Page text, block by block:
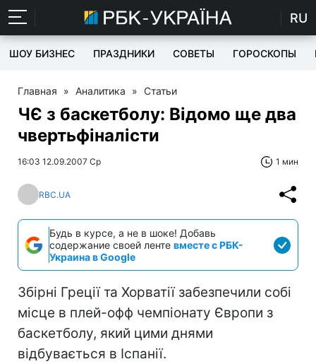
RU
ШОУ БИЗНЕС ПРАЗДНИКИ СОВЕТЫ ГОРОСКОПЫ
Главная » Аналитика » Статьи
ЧЄ з баскетболу: Відомо ще два
чвертьфіналісти
16:03 12.09.2007 Ср 1 мин
RBC.UA
Будь в курсе, а не в шоке! Добавь
содержание своей ленте вместе с РБК-
Украина в Google
Збірні Греції та Хорватії забезпечили собі
місце в плей-офф чемпіонату Європи з
баскетболу, який цими днями
відбувається в Іспанії.